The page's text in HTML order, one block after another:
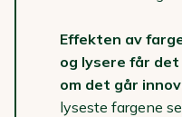
Effekten av
og lysere får
om det går
lyseste fargene